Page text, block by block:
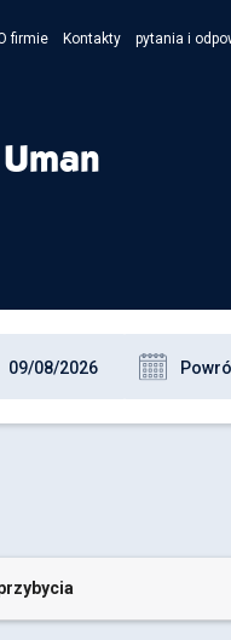
firmie Kontakty pytania i